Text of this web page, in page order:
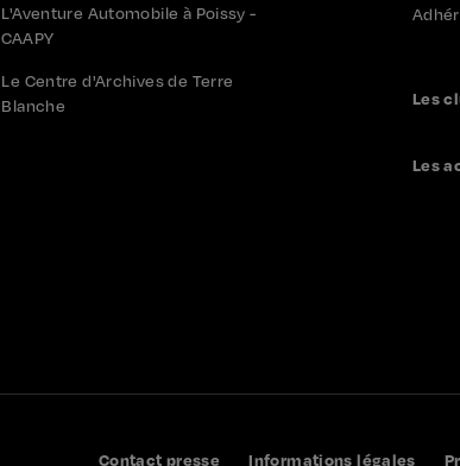
L'Aventure Automobile à Poissy -
CAAPY
Le Centre d'Archives de Terre
Blanche
Les
Les
Contact presse Informations légales